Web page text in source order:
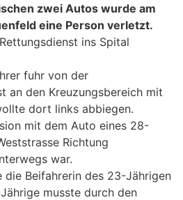
zwei Autos wurde am
eine Person verletzt.
ins Spital
fuhr von der
an den Kreuzungsbereich mit
dort links abbiegen.
mit dem Auto eines 28-
Richtung
war.
die Beifahrerin des 23-Jährigen
musste durch den